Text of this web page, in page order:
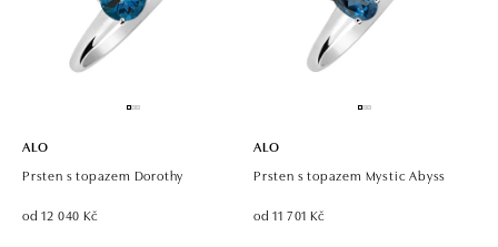
ALO
Prsten s topazem Dorothy
od 12 040 Kč
ALO
Prsten s topazem Mystic Abyss
od 11 701 Kč